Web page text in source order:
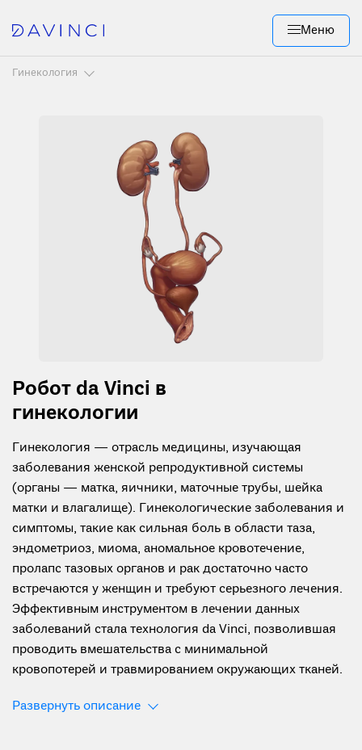
Меню
Гинекология
Робот da Vinci в
гинекологии
Гинекология — отрасль медицины, изучающая
заболевания женской репродуктивной системы
(органы — матка, яичники, маточные трубы, шейка
матки и влагалище). Гинекологические заболевания и
симптомы, такие как сильная боль в области таза,
эндометриоз, миома, аномальное кровотечение,
пролапс тазовых органов и рак достаточно часто
встречаются у женщин и требуют серьезного лечения.
Эффективным инструментом в лечении данных
заболеваний стала технология da Vinci, позволившая
проводить вмешательства с минимальной
кровопотерей и травмированием окружающих тканей.
Развернуть описание